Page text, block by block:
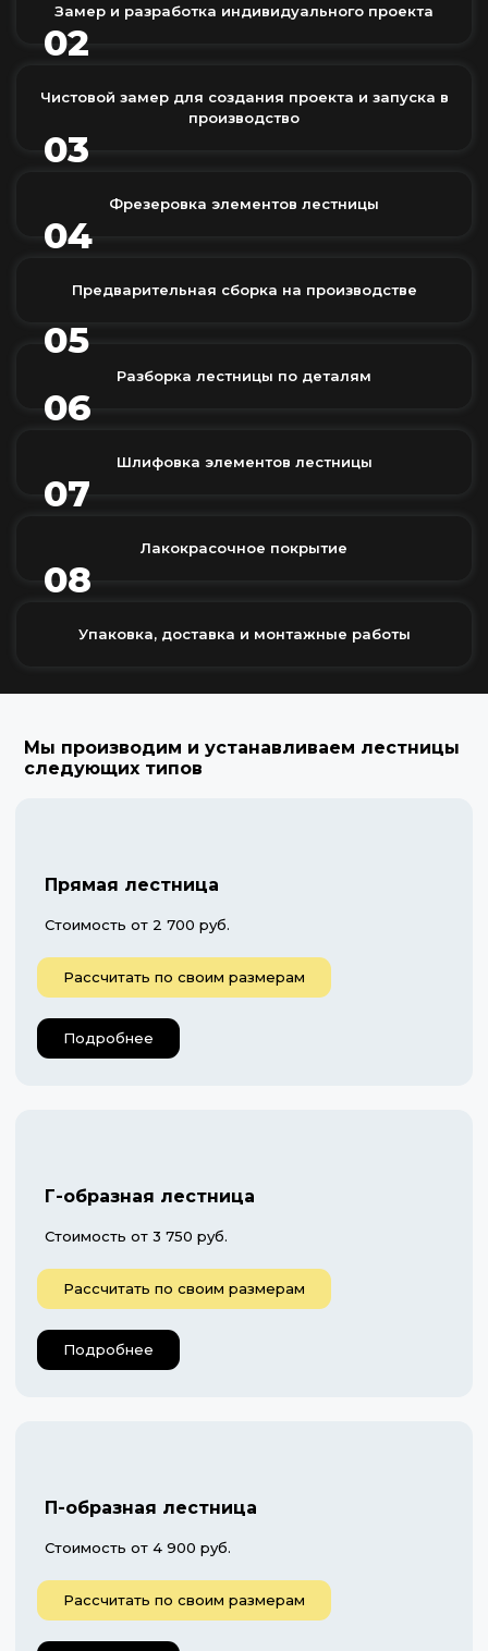
Замер и разработка индивидуального проекта
02
Чистовой замер для создания проекта и запуска в
производство
03
Фрезеровка элементов лестницы
04
Предварительная сборка на производстве
05
Разборка лестницы по деталям
06
Шлифовка элементов лестницы
07
Лакокрасочное покрытие
08
Упаковка, доставка и монтажные работы
Мы производим и устанавливаем лестницы
следующих типов
Прямая лестница
Стоимость от 2 700 руб.
Рассчитать по своим размерам
Подробнее
Г-образная лестница
Стоимость от 3 750 руб.
Рассчитать по своим размерам
Подробнее
П-образная лестница
Стоимость от 4 900 руб.
Рассчитать по своим размерам